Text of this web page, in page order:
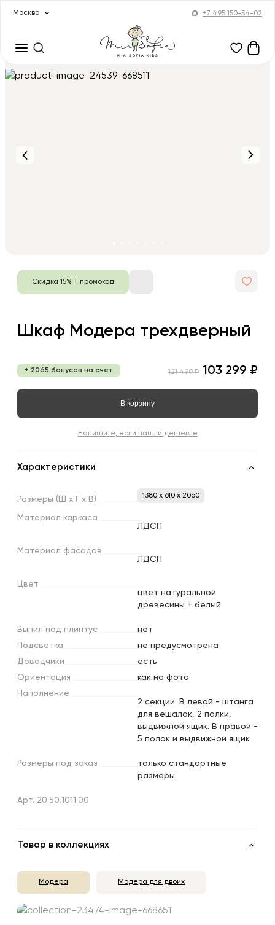
Москва +7 495 150-54-02
Скидка 15% + промокод
Шкаф Модера трехдверный
+ 2065 бонусов на счет 121 499 ₽ 103 299 ₽
В корзину
Напишите, если нашли дешевле
Характеристики
Размеры (Ш х х В) 1380 x 610 x 2060
Материал каркаса
ЛДСП
Материал фасадов
ЛДСП
Цвет
цвет натуральной
древесины + белый
Выпил под плинтус
нет
Подсветка
не предусмотрена
Доводчики
есть
Ориентация
как на фото
Наполнение
2 секции. В левой - штанга
для вешалок, 2 полки,
выдвижной ящик. В правой -
5 полок и выдвижной ящик
Размеры под заказ
только стандартные
размеры
Арт. 20.50.1011.00
Товар в коллекциях
Модера Модера для двоих